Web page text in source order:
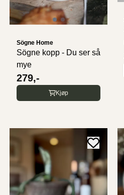
Sögne Home
Sögne kopp - Du ser så
mye
279,-
Kjøp